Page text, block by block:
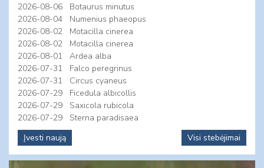
2026-08-06
Botaurus minutus
2026-08-04
Numenius phaeopus
2026-08-02
Motacilla cinerea
2026-08-02
Motacilla cinerea
2026-08-01
Ardea alba
2026-07-31
Falco peregrinus
2026-07-31
Circus cyaneus
2026-07-29
Ficedula albicollis
2026-07-29
Saxicola rubicola
2026-07-29
Sterna paradisaea
Įvesti naują
Visi stebėjimai